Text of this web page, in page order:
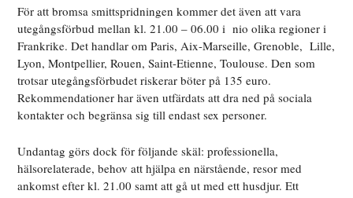
För att bromsa smittspridningen kommer det även att vara
utegångsförbud mellan kl. 21.00 – 06.00 i nio olika regioner i
Frankrike. Det handlar om Paris, Aix-Marseille, Grenoble, Lille,
Lyon, Montpellier, Rouen, Saint-Etienne, Toulouse. Den som
trotsar utegångsförbudet riskerar böter på 135 euro.
Rekommendationer har även utfärdats att dra ned på sociala
kontakter och begränsa sig till endast sex personer.
Undantag görs dock för följande skäl: professionella,
hälsorelaterade, behov att hjälpa en närstående, resor med
ankomst efter kl. 21.00 samt att gå ut med ett husdjur. Ett